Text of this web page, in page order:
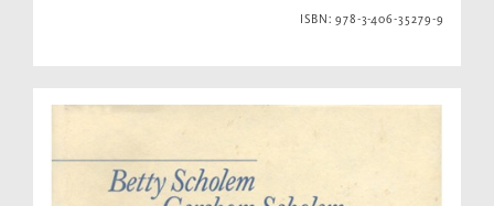
ISBN: 978-3-406-35279-9